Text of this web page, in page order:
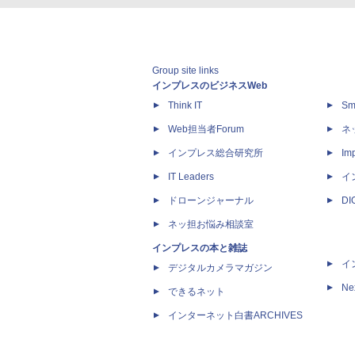
Group site links
インプレスのビジネスWeb
Think IT
Web担当者Forum
インプレス総合研究所
IT Leaders
ドローンジャーナル
ネッ担お悩み相談室
インプレスの本と雑誌
デジタルカメラマガジン
できるネット
インターネット白書ARCHIVES
ネ
イ
イ